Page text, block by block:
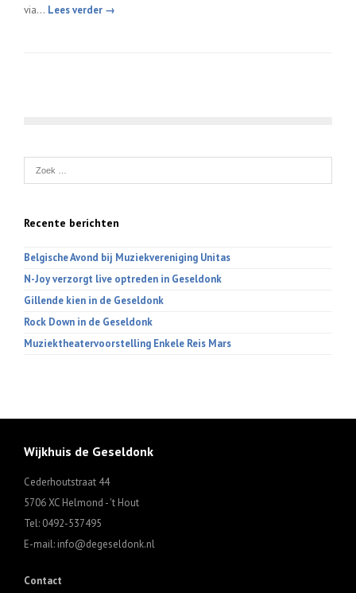
via… Lees verder →
Recente berichten
Belgische Avond bij Muziekvereniging Unitas
N-Joy verzorgt live optreden in Geseldonk
Gillende kien in de Geseldonk
Rock Down in de Geseldonk
Muziektheatervoorstelling Enkele Reis Mars
Wijkhuis de Geseldonk
Cederhoutstraat 44
5706 XC Helmond - 't Hout
Tel: 0492-537495
E-mail: info@degeseldonk.nl
Contact